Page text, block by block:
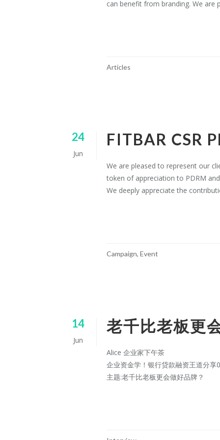
can benefit from branding. We are
Articles
24
Jun
FITBAR CSR
We are pleased to represent our
token of appreciation to PDRM
We deeply appreciate the
Campaign, Event
14
Jun
老千比老板更
Alice 企业家下午茶
企业资金学！银行贷款融资王道分享
主题:老千比老板更会做好品牌？